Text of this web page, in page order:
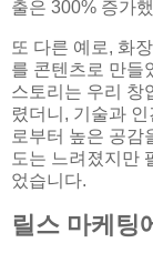
출은 300% 증가
또 다른 예로, 화
를 콘텐츠로 만들
스토리는 우리 창
렸더니, 기술과
로부터 높은 공감
도는 느려졌지만
었습니다.
릴스 마케팅